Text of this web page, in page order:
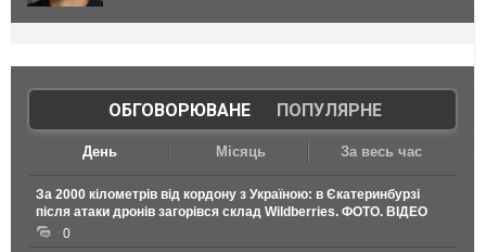
ОБГОВОРЮВАНЕ| ПОПУЛЯРНЕ
День Місяць За весь час
За 2000 кілометрів від кордону з Україною: в Єкатеринбурзі
після атаки дронів загорівся склад Wildberries. ФОТО. ВІДЕО
0